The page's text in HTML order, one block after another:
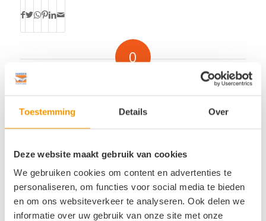
Toestemming Details Over
Deze website maakt gebruik van cookies
We gebruiken cookies om content en advertenties te
personaliseren, om functies voor social media te bieden
en om ons websiteverkeer te analyseren. Ook delen we
informatie over uw gebruik van onze site met onze
0
Plaats een Reactie
Meepraten?
E-mail *